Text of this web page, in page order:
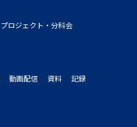
プロジェクト・分科会
動画配信 資料
記録